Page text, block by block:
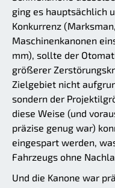
ging es hauptsächlich
Konkurrenz
Maschinenkanonen
mm), sollte der
größerer
Zielgebiet nicht
sondern der
diese Weise (und
präzise genug war)
eingespart werden,
Fahrzeugs ohne
Und die Kanone war